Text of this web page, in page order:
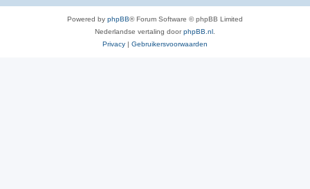
Powered by phpBB® Forum Software © phpBB Limited
Nederlandse vertaling doorphpBB.nl
Privacy | Gebruikersvoorwaarden